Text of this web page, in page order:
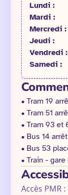
Lundi :
Mardi :
Mercredi :
Jeudi :
Vendredi :
Samedi :
• Tram 19
• Tram 51
• Tram 93 et
• Bus 14
• Bus 53
• Train -
Accès PMR